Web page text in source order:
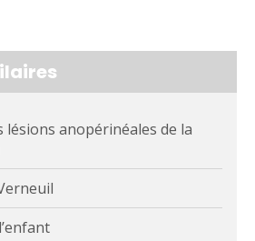
lésions anopérinéales de la